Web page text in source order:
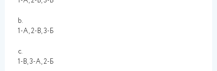
b.
1-А, 2-В, 3-Б
c.
1-В, 3-А, 2-Б